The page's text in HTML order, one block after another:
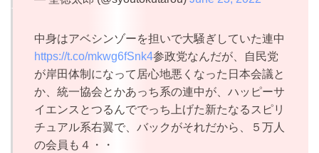
中身はアベシンゾーを担いで大騒ぎしていた連中
https://t.co/mkwg6fSnk4参政党なんだが、自民党
が岸田体制になって居心地悪くなった日本会議と
か、統一協会とかあっち系の連中が、ハッピーサ
イエンスとつるんででっち上げた新たなるスピリ
チュアル系右翼で、バックがそれだから、５万人
の会員も４・・